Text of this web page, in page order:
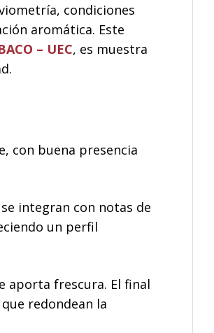
condiciones
aromática. Este
– UEC, es muestra
con buena presencia
integran con notas de
un perfil
aporta frescura. El final
redondean la